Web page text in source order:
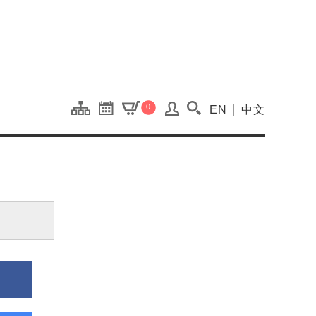
0 搜尋(開啟搜尋視窗)
EN 中文